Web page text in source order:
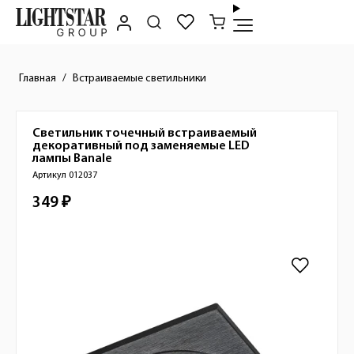
Главная Встраиваемые светильники
Краткое описание товара
Светильник точечный встраиваемый
декоративный под заменяемые LED
лампы Banale
Артикул 012037
Стоимость товара
349 ₽